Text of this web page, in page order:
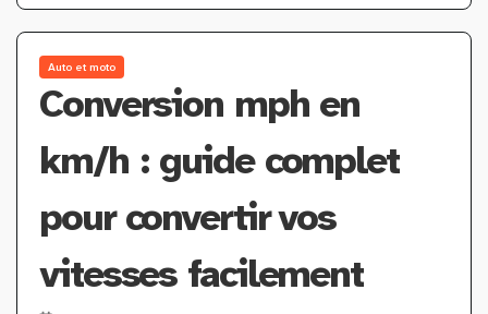
Auto et moto
Conversion mph en
km/h : guide complet
pour convertir vos
vitesses facilement